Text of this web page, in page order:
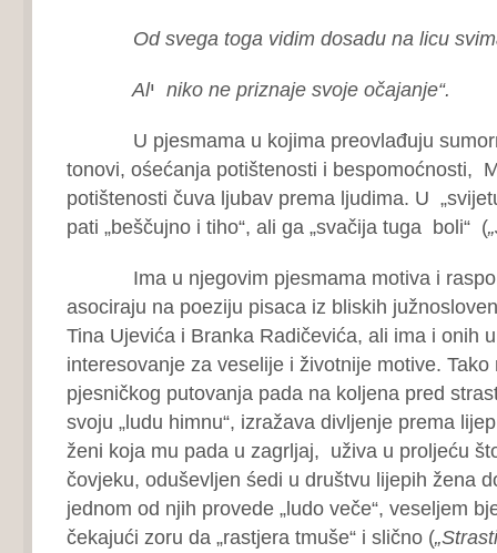
Od svega toga vidim dosadu na licu
Alי niko ne priznaje svoje očajanje“.
U pjesmama u kojima preovlađuju
tonovi, ośećanja potištenosti i bespomoćnosti,
potištenosti čuva ljubav prema ljudima. U
pati „beščujno i tiho“, ali ga „svačija tuga boli“ (
Ima u njegovim pjesmama motiva i
asociraju na poeziju pisaca iz bliskih
Tina Ujevića i Branka Radičevića, ali ima i onih
interesovanje za veselije i životnije motive. Tako
pjesničkog putovanja pada na koljena pred
svoju „ludu himnu“, izražava divljenje prema
ženi koja mu pada u zagrljaj, uživa u proljeću
čovjeku, oduševljen śedi u društvu lijepih žena
jednom od njih provede „ludo veče“, veseljem
čekajući zoru da „rastjera tmuše“ i slično (